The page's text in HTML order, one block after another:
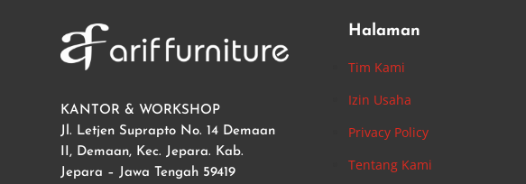
KANTOR & WORKSHOP
Jl. Letjen Suprapto No. 14 Demaan
II, Demaan, Kec. Jepara. Kab.
Jepara – Jawa Tengah 59419
Halaman
Tim Kami
Izin Usaha
Privacy Policy
Tentang Kami